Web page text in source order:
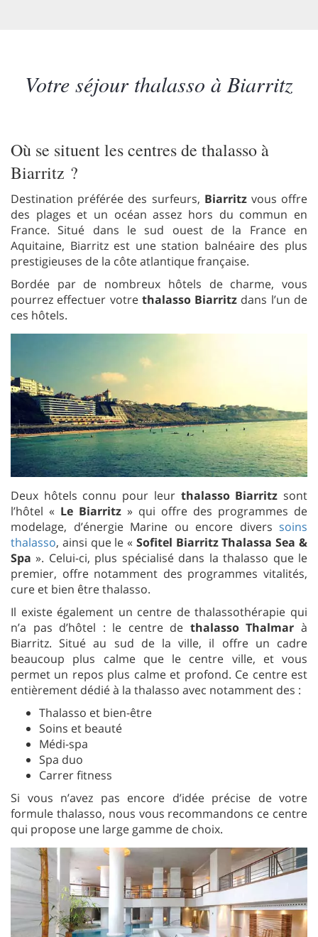
Votre séjour thalasso à Biarritz
Où se situent les centres de thalasso à
Biarritz ?
Destination préférée des surfeurs, Biarritzvous offre
des plages et un océan assez hors du commun en
France. Situé dans le sud ouest de la France en
Aquitaine, Biarritz est une station balnéaire des plus
prestigieuses de la côte atlantique française.
Bordée par de nombreux hôtels de charme, vous
pourrez effectuer votre thalasso Biarritz dans l’un de
ces hôtels.
Deux hôtels connu pour leurthalasso Biarritz sont
l’hôtel « Le Biarritz » qui offre des programmes de
modelage, d’énergie Marine ou encore divers soins
thalasso, ainsi que le « Sofitel Biarritz Thalassa Sea &
Spa ». Celui-ci, plus spécialisé dans la thalasso que le
premier, offre notamment des programmes vitalités,
cure et bien être thalasso.
Il existe également un centre de thalassothérapie qui
n’a pas d’hôtel : le centre de thalasso Thalmar à
Biarritz. Situé au sud de la ville, il offre un cadre
beaucoup plus calme que le centre ville, et vous
permet un repos plus calme et profond. Ce centre est
entièrement dédié à la thalasso avec notamment des :
Thalasso et bien-être
Soins et beauté
Médi-spa
Spa duo
Carrer fitness
Si vous n’avez pas encore d’idée précise de votre
formule thalasso, nous vous recommandons ce centre
qui propose une large gamme de choix.